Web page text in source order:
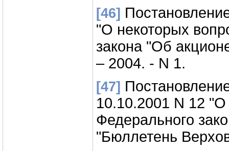
[46]
"О некоторых
закона "Об
– 2004. - N 1.
[47]
10.10.2001 N 12
Федерального
"Бюллетень